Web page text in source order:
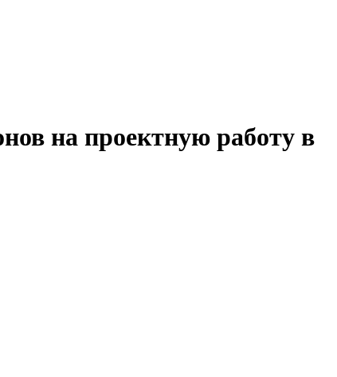
на проектную работу в